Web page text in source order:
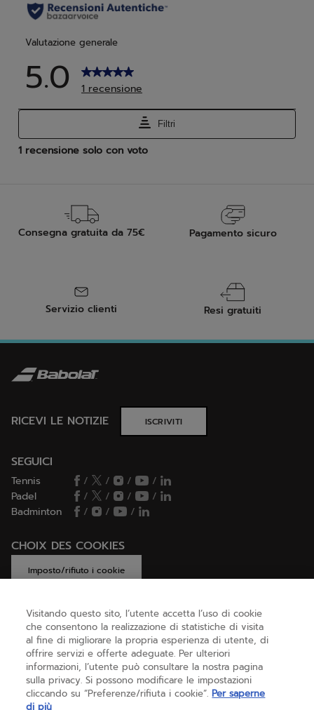
Consegna gratuita da 75€ Pagamento sicuro
Servizio clienti Resi gratuiti
RICEVI LE NOTIZIE ISCRIVITI
SEGUICI
Tennis / / /
/
Padel
/ / /
/
Badminton
/ / /
CHOIX DES COOKIES
Imposto/rifiuto i cookie
AIUTO
CHI SIAMO
Visitando questo sito, l’utente accetta l’uso di cookie
che consentono la realizzazione di statistiche di visita
al fine di migliorare la propria esperienza di utente, di
offrire servizi e offerte adeguate. Per ulteriori
informazioni, l’utente può consultare la nostra pagina
sulla privacy. Si possono modificare le impostazioni
cliccando su “Preferenze/rifiuta i cookie”. Per saperne
di più